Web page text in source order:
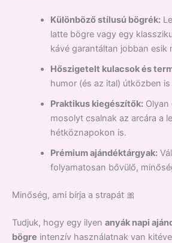
Különböző stílusú bögrék:
latte bögre vagy egy
kávé garantáltan jobban esik
Hőszigetelt kulacsok és
humor (és az ital) útközben is
Praktikus kiegészítők:Olyan
mosolyt csalnak az arcára a
hétköznapokon is.
Prémium ajándéktárgyak:
folyamatosan bővülő,
Minőség, ami bírja a strapát 🎀
Tudjuk, hogy egy ilyen anyák napi
bögre intenzív használatnak van